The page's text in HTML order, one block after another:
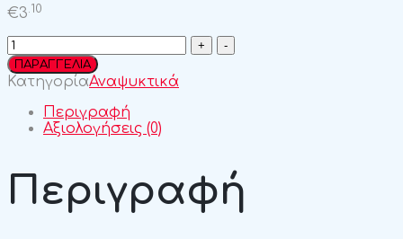
€3 .10
Coca-
Cola
1.5L
quantity
ΠΑΡΑΓΓΕΛΙΑ
ΚατηγορίαΑναψυκτικά
Περιγραφή
Αξιολογήσεις (0)
Περιγραφή